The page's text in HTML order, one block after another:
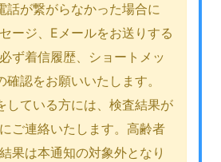
話が繋がらなかった場合に
ージ、Eメールをお送りする
ず着信履歴、ショートメッ
認をお願いいたします。
している方には、検査結果が
ご連絡いたします。高齢者
果は本通知の対象外となり